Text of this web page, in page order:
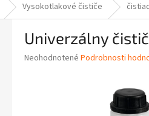
Vysokotlakové čističe
Univerzálny
Priemerné
Neohodnotené Podrobnosti